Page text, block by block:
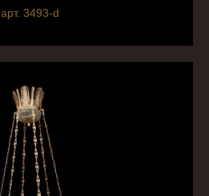
арт. 3493-d